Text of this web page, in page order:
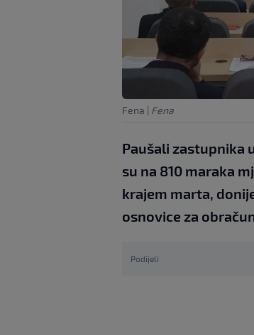
Fena | Fena
Paušali zastupnika
su na 810 maraka
krajem marta,
osnovice za
Podijeli